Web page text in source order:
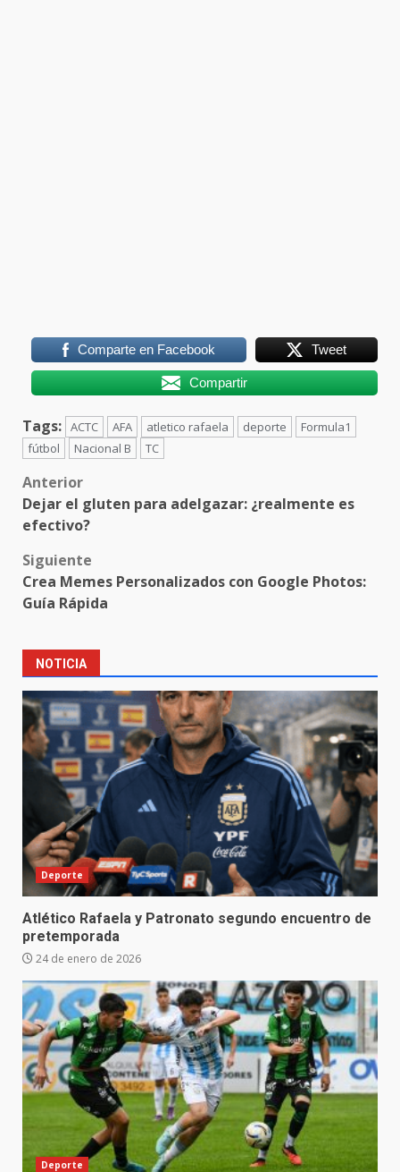
Comparte en Facebook Tweet
Compartir
Tags: ACTC AFA atletico rafaela deporte
Formula1
fútbol
Nacional B TC
Post
navigation
Anterior
Dejar el gluten para adelgazar: ¿realmente es
efectivo?
Siguiente
Crea Memes Personalizados con Google Photos:
Guía Rápida
NOTICIA
Deporte
Atlético Rafaela y Patronato segundo encuentro de
pretemporada
24 de enero de 2026
Deporte